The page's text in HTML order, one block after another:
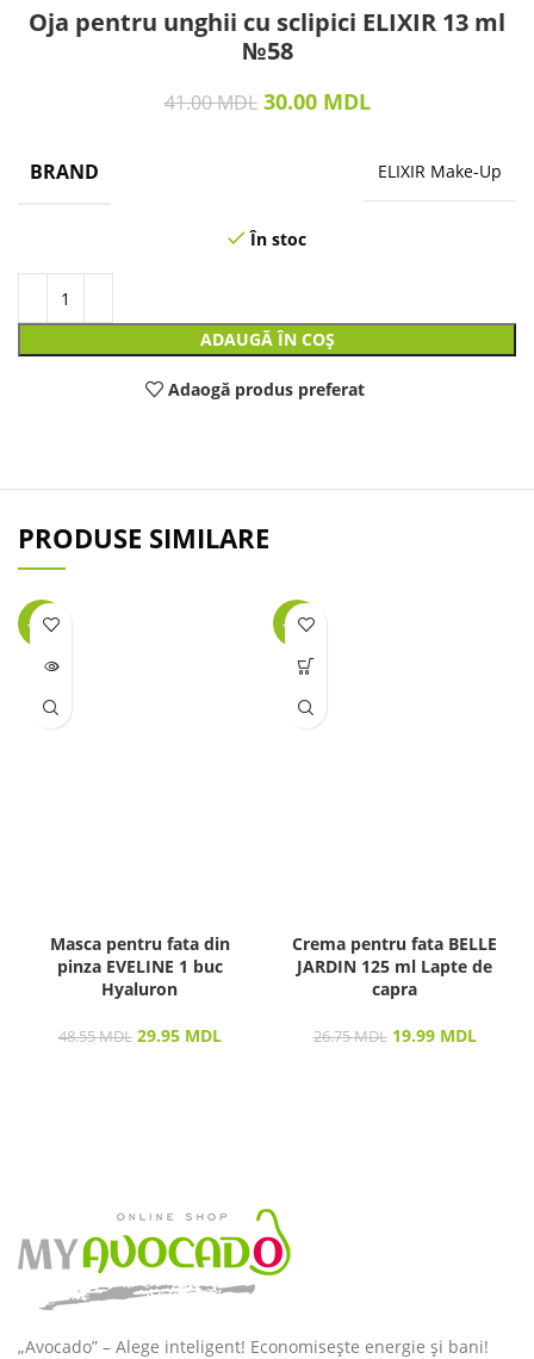
Oja pentru unghii cu sclipici ELIXIR 13 ml
№58
41.00MDL 30.00 MDL
BRAND ELIXIR Make-Up
În stoc
ADAUGĂ ÎN COȘ
Adaogă produs preferat
PRODUSE SIMILARE
-38%
LIPSĂ
Masca pentru fata din
pinza EVELINE 1 buc
Hyaluron
48.55MDL 29.95 MDL
-25%
Crema pentru fata BELLE
JARDIN 125 ml Lapte de
capra
26.75MDL 19.99 MDL
„Avocado” – Alege inteligent! Economisește energie și bani!